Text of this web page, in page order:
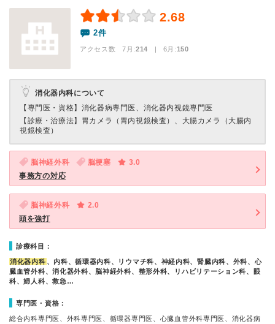
2.68
2件
アクセス数 7月:214 | 6月:150
消化器内科について
【専門医・資格】 消化器病専門医、消化器内視鏡専門医
【診療・治療法】 胃カメラ（胃内視鏡検査）、大腸カメラ（大腸内
視鏡検査）
脳神経外科 脳梗塞
3.0
事務方の対応
脳神経外科
2.0
頭を強打
診療科目：
消化器内科 、内科、循環器内科、リウマチ科、神経内科、腎臓内科、外科、心
臓血管外科、消化器外科、脳神経外科、整形外科、リハビリテーション科、眼
科、婦人科、救急…
専門医・資格：
総合内科専門医、外科専門医、循環器専門医、心臓血管外科専門医、消化器病